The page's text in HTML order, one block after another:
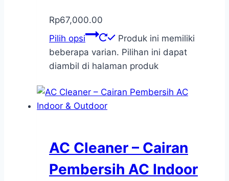
Rp67,000.00
Pilih opsi
Produk ini memiliki
beberapa varian. Pilihan ini dapat
diambil di halaman produk
AC Cleaner – Cairan
Pembersih AC Indoor